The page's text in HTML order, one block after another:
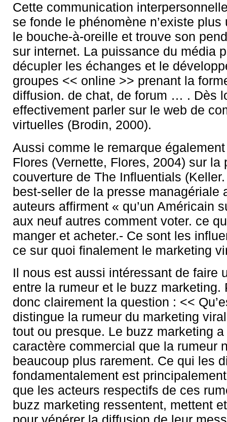
Cette communication
se fonde le phénomène n’existe plus
le bouche-à-oreille et trouve son
sur internet. La puissance du média
décupler les échanges et le
groupes << online >> prenant la
diffusion. de chat, de forum … . Dès
effectivement parler sur le web de
virtuelles (Brodin, 2000).
Aussi comme le remarque
Flores (Vernette, Flores, 2004) sur la
couverture de The Influentials
best-seller de la presse managériale
auteurs affirment « qu’un Américain
aux neuf autres comment voter. ce
manger et acheter.- Ce sont les
ce sur quoi finalement le marketing
Il nous est aussi intéressant de faire
entre la rumeur et le buzz marketing.
donc clairement la question : <<
distingue la rumeur du marketing
tout ou presque. Le buzz marketing a
caractère commercial que la rumeur
beaucoup plus rarement. Ce qui les
fondamentalement est
que les acteurs respectifs de ces
buzz marketing ressentent, mettent